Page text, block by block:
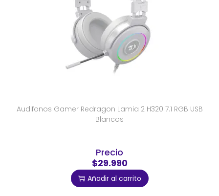
Audifonos Gamer Redragon Lamia 2 H320 7.1 RGB USB
Blancos
Precio
$29.990
Añadir al carrito